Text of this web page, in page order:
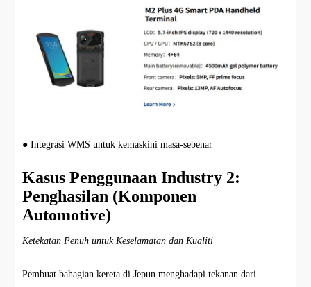
● Integrasi WMS untuk kemaskini masa-sebenar
Kasus Penggunaan Industry 2:
Penghasilan (Komponen
Automotive)
Ketekatan Penuh untuk Keselamatan dan Kualiti
Pembuat bahagian kereta di Jepun menghadapi tekanan dari